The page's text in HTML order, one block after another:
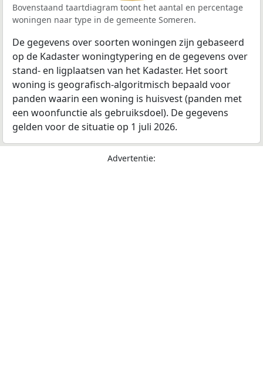
Bovenstaand taartdiagram toont het aantal en percentage
woningen naar type in de gemeente Someren.
De gegevens over soorten woningen zijn gebaseerd
op de Kadaster woningtypering en de gegevens over
stand- en ligplaatsen van het Kadaster. Het soort
woning is geografisch-algoritmisch bepaald voor
panden waarin een woning is huisvest (panden met
een woonfunctie als gebruiksdoel). De gegevens
gelden voor de situatie op 1 juli 2026.
Advertentie: